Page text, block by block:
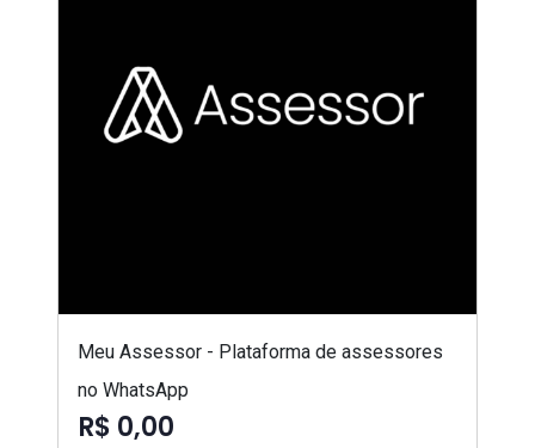
Meu Assessor - Plataforma de assessores
no WhatsApp
R$ 0,00